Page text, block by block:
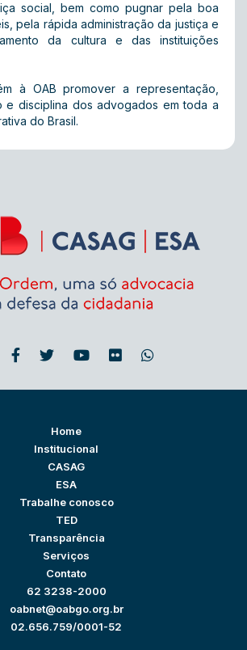
social, bem como pugnar pela boa
pela rápida administração da justiça e
da cultura e das instituições
à OAB promover a representação,
e disciplina dos advogados em toda a
do Brasil.
Home
Institucional
CASAG
ESA
Trabalhe conosco
TED
Transparência
Serviços
Contato
62 3238-2000
oabnet@oabgo.org.br
02.656.759/0001-52